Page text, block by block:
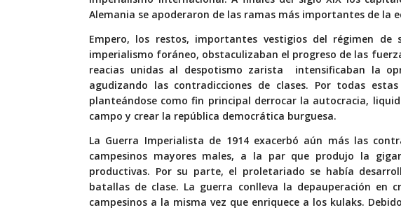
Alemania se apoderaron de las ramas más importantes de la
Empero, los restos, importantes vestigios del régimen de
imperialismo foráneo, obstaculizaban el progreso de las
reacias unidas al despotismo zarista intensificaban la
agudizando las contradicciones de clases. Por todas
planteándose como fin principal derrocar la autocracia,
campo y crear la república democrática burguesa.
La Guerra Imperialista de 1914 exacerbó aún más las
campesinos mayores males, a la par que produjo la
productivas. Por su parte, el proletariado se había
batallas de clase. La guerra conlleva la depauperación en
campesinos a la misma vez que enriquece a los kulaks.